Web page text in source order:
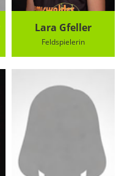
Lara Gfeller
Feldspielerin